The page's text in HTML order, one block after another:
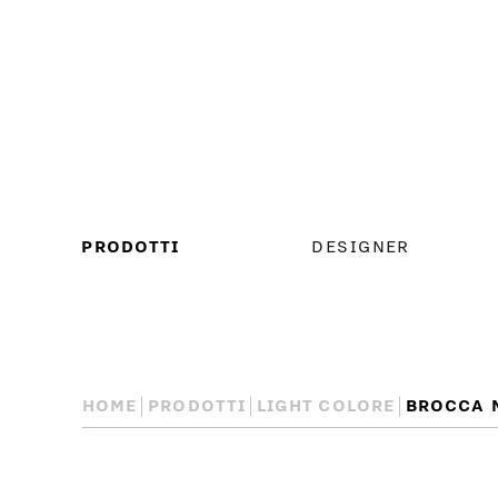
PRINCIPALE
PRODOTTI DESIGNER
HOME PRODOTTI LIGHT COLORE BROCCA